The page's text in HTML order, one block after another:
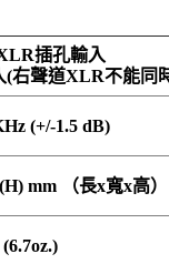
插孔輸入
(右聲道XLR不能同
(+/-1.5 dB)
mm （長x寬x高）
(6.7oz.)